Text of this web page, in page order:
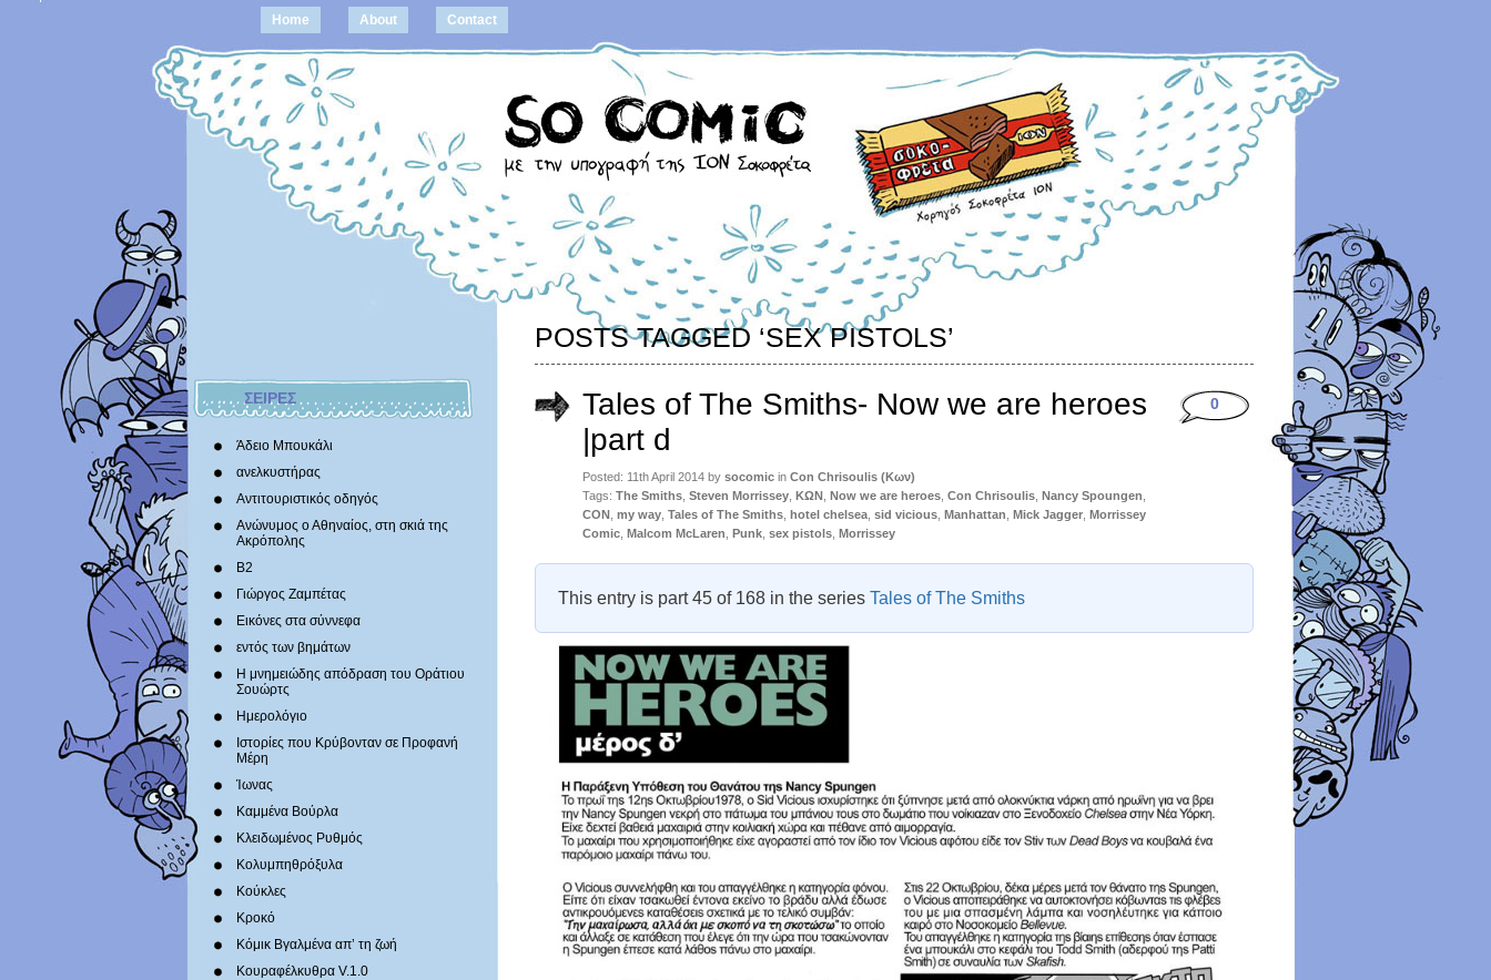
Home About Contact
ΣΕΙΡΕΣ
Άδειο Μπουκάλι
ανελκυστήρας
Αντιτουριστικός οδηγός
Ανώνυμος ο Αθηναίος, στη σκιά της
Ακρόπολης
Β2
Γιώργος Ζαμπέτας
Εικόνες στα σύννεφα
εντός των βημάτων
Η μνημειώδης απόδραση του Οράτιου
Σουώρτς
Ημερολόγιο
Ιστορίες που Κρύβονταν σε Προφανή
Μέρη
Ίωνας
Καμμένα Βούρλα
Κλειδωμένος Ρυθμός
Κολυμπηθρόξυλα
Κούκλες
Κροκό
Κόμικ Βγαλμένα απ’ τη ζωή
Κουραφέλκυθρα V.1.0
POSTS TAGGED ‘SEX PISTOLS’
Tales of The Smiths- Now we are heroes
|part d
Posted: 11th April 2014 by socomic in Con Chrisoulis (Κων)
Tags: The Smiths Steven Morrissey ΚΩΝ Now we are heroes Con Chrisoulis Nancy Spoungen
CON my way Tales of The Smiths hotel chelsea sid vicious Manhattan Mick Jagger Morrissey
Comic Malcom McLaren Punk sex pistols Morrissey
0
This entry is part 45 of 168 in the series Tales of The Smiths